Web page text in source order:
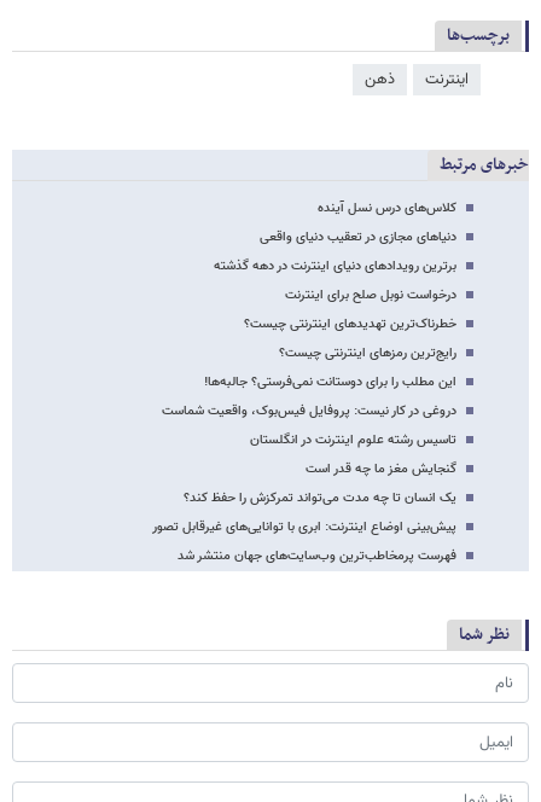
برچسب‌ها
اینترنت ذهن
خبرهای مرتبط
کلاس‌های درس نسل آینده
دنیاهای مجازی در تعقیب دنیای واقعی
برترین رویدادهای دنیای اینترنت در دهه گذشته
درخواست نوبل صلح برای اینترنت
خطرناک‌ترین تهدیدهای اینترنتی چیست؟
رایج‌ترین رمزهای اینترنتی چیست؟
این مطلب را برای دوستانت نمی‌فرستی؟ جالبه‌ها!
دروغی در کار نیست: پروفایل فیس‌بوک، واقعیت شماست
تاسیس رشته علوم اینترنت در انگلستان
گنجایش مغز ما چه قدر است
یک انسان تا چه مدت می‌تواند تمرکزش را حفظ کند؟
پیش‌بینی اوضاع اینترنت: ابری با توانایی‌های غیرقابل تصور
فهرست پرمخاطب‌ترین وب‌سایت‌های جهان منتشر شد
نظر شما